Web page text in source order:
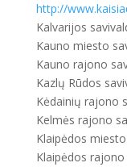
http://
Kalvarijos
Kauno miesto
Kauno rajono
Kazlų Rūdos
Kėdainių rajono
Kelmės rajono
Klaipėdos
Klaipėdos